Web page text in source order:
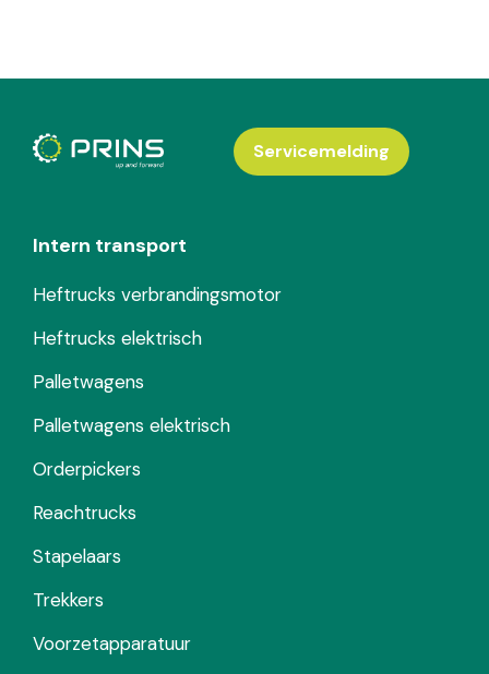
Intern transport
Heftrucks verbrandingsmotor
Heftrucks elektrisch
Palletwagens
Palletwagens elektrisch
Orderpickers
Reachtrucks
Stapelaars
Trekkers
Voorzetapparatuur
Servicemelding